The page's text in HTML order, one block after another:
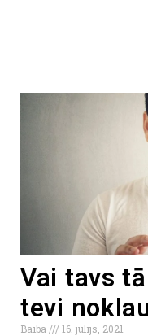
Vai tavs
tevi
Baiba
16. jūlijs, 2021